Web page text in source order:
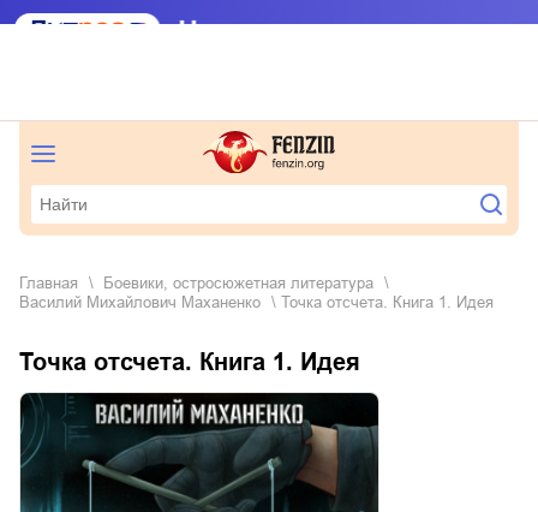
Главная
боевики, остросюжетная литература
Василий Михайлович Маханенко
Точка отсчета. Книга 1. Идея
Точка отсчета. Книга 1. Идея